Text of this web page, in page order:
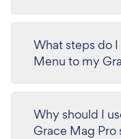
What steps do
Menu to my
Why should I
Grace Mag Pro